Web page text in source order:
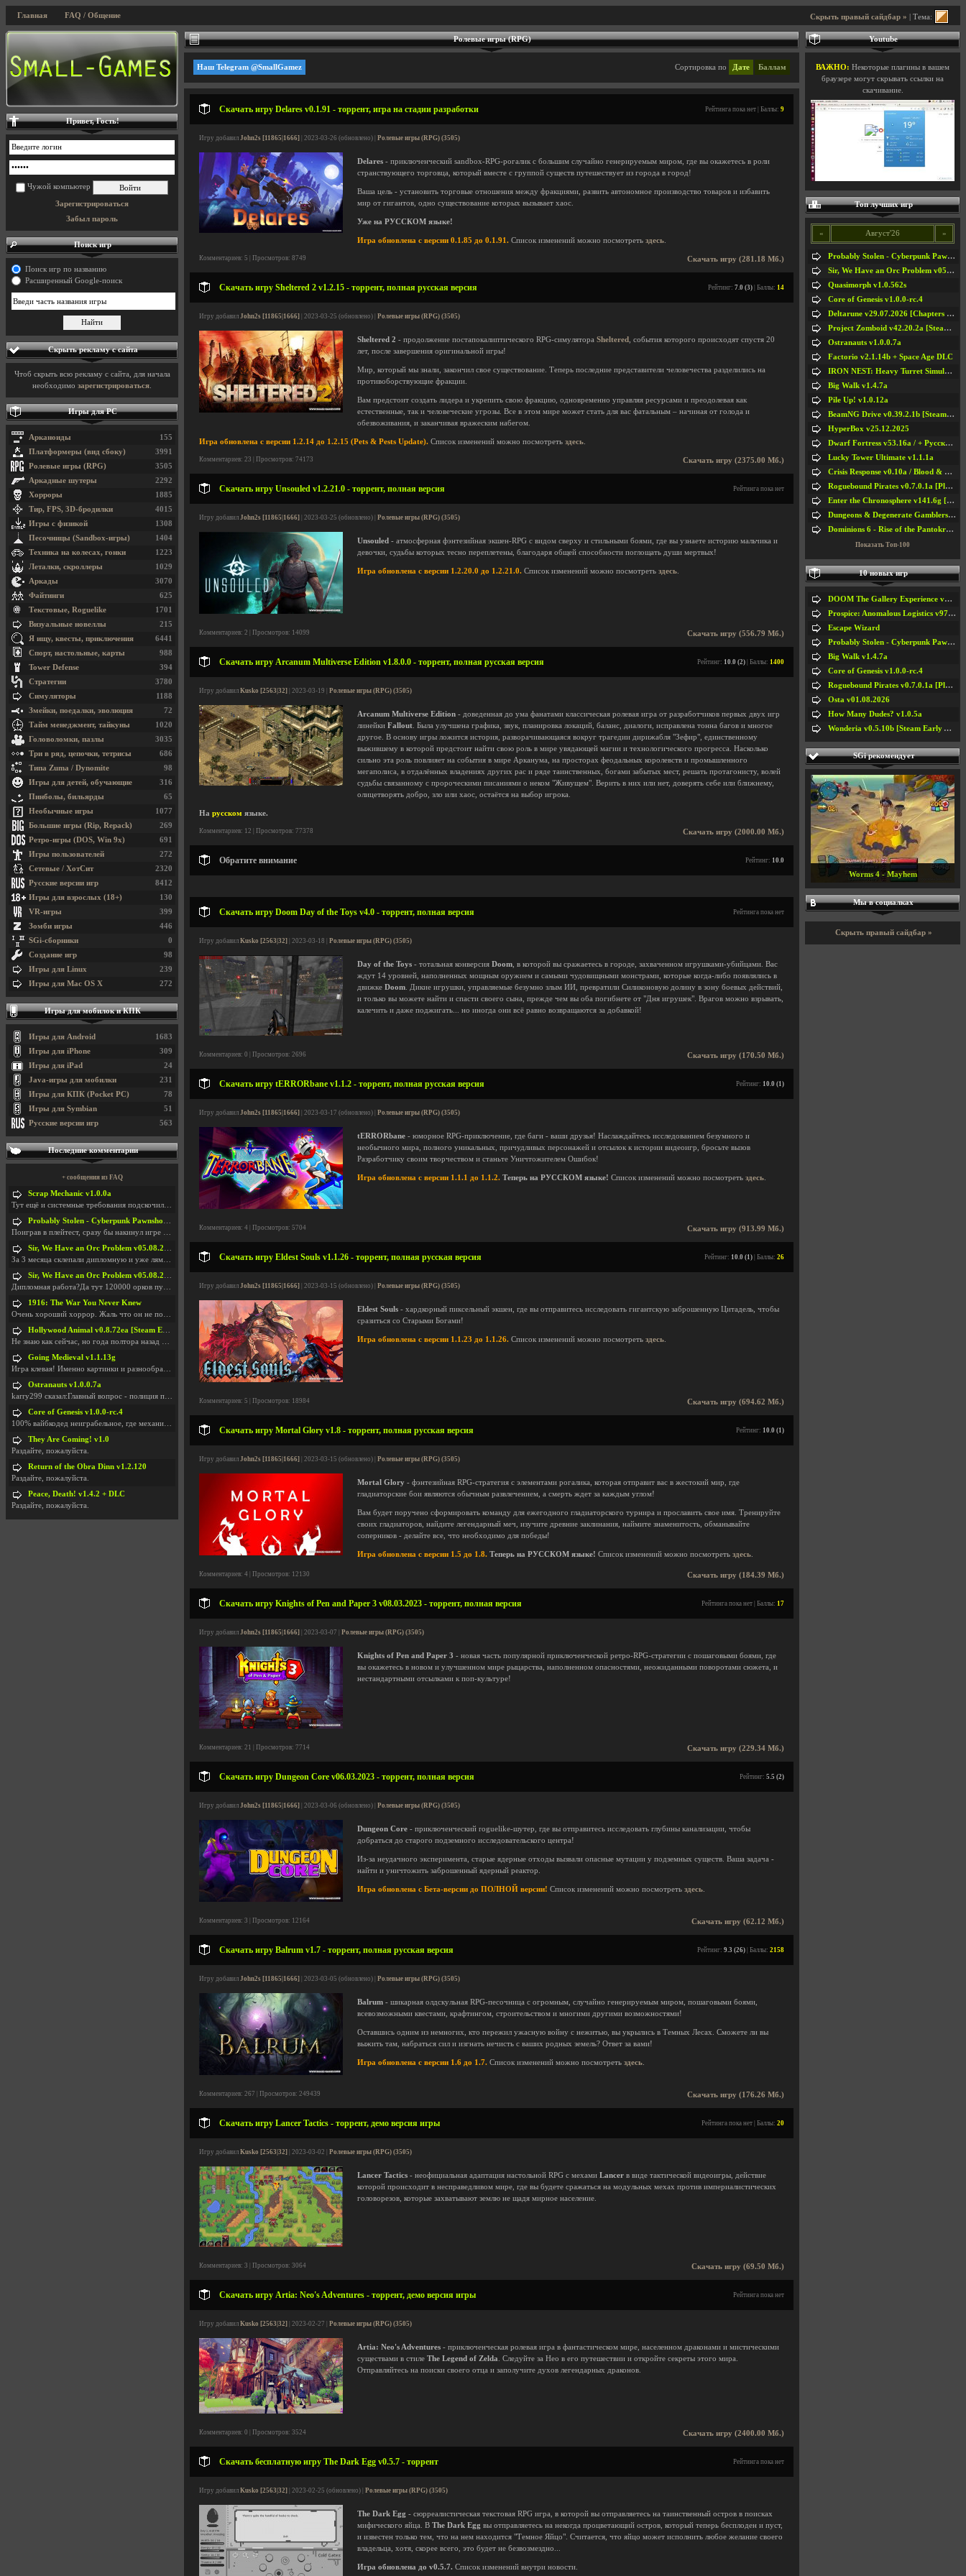
Скрыть правый сайдбар » | Тема:
Главная FAQ / Общение
Ролевые игры (RPG)
Сортировка по Дате Баллам
Наш Telegram @SmallGamez
Скачать игру Delares v0.1.91 - торрент, игра на стадии разработки Рейтинга пока нет | Баллы: 9
Игру добавил John2s [11865|1666] | 2023-03-26 (обновлено) | Ролевые игры (RPG) (3505)
Delares - приключенческий sandbox-RPG-рогалик с большим случайно генерируемым миром, где вы окажетесь в роли
странствующего торговца, который вместе с группой существ путешествует из города в город!
Ваша цель - установить торговые отношения между фракциями, развить автономное производство товаров и избавить
мир от гигантов, одно существование которых вызывает хаос.
Уже на РУССКОМ языке!
Игра обновлена с версии 0.1.85 до 0.1.91. Список изменений можно посмотреть здесь
Скачать игру (281.18 Мб.)
Комментариев: 5 | Просмотров: 8749
Скачать игру Sheltered 2 v1.2.15 - торрент, полная русская версия Рейтинг: 7.0 (3) | Баллы: 14
Игру добавил John2s [11865|1666] | 2023-03-25 (обновлено) | Ролевые игры (RPG) (3505)
Sheltered 2 - продолжение постапокалиптического RPG-симулятора Sheltered
, события которого происходят спустя 20
лет, после завершения оригинальной игры!
Мир, который мы знали, закончил свое существование. Теперь последние представители человечества разделились на
противоборствующие фракции.
Вам предстоит создать лидера и укрепить свою фракцию, одновременно управляя ресурсами и преодолевая как
естественные, так и человеческие угрозы. Все в этом мире может стать для вас фатальным – начиная от голода и
обезвоживания, и заканчивая вражеским набегом.
Игра обновлена с версии 1.2.14 до 1.2.15 (Pets & Pests Update). Список изменений можно посмотреть здесь
Скачать игру (2375.00 Мб.)
Комментариев: 23 | Просмотров: 74173
Скачать игру Unsouled v1.2.21.0 - торрент, полная версия Рейтинга пока нет
Игру добавил John2s [11865|1666] | 2023-03-25 (обновлено) | Ролевые игры (RPG) (3505)
Unsouled - атмосферная фэнтезийная экшен-RPG с видом сверху и стильными боями, где вы узнаете историю мальчика и
девочки, судьбы которых тесно переплетены, благодаря общей способности поглощать души мертвых!
Игра обновлена с версии 1.2.20.0 до 1.2.21.0. Список изменений можно посмотреть здесь
Скачать игру (556.79 Мб.)
Комментариев: 2 | Просмотров: 14099
Скачать игру Arcanum Multiverse Edition v1.8.0.0 - торрент, полная русская версия Рейтинг: 10.0 (2) | Баллы: 1400
Игру добавил Kusko [2563|32] | 2023-03-19 | Ролевые игры (RPG) (3505)
Arcanum Multiverse Edition - доведенная до ума фанатами классическая ролевая игра от разработчиков первых двух игр
линейки Fallout . Была улучшена графика, звук, планировка локаций, баланс, диалоги, исправлена тонна багов и многое
другое. В основу игры ложится история, разворачивающаяся вокруг трагедии дирижабля "Зефир", единственному
выжившему в которой предстоит найти свою роль в мире увядающей магии и технологического прогресса. Насколько
сильно эта роль повлияет на события в мире Арканума, на просторах феодальных королевств и промышленного
мегаполиса, в отдалённых владениях других рас и ряде таинственных, богами забытых мест, решать протагонисту, волей
судьбы связанному с пророческими писаниями о неком "Живущем". Верить в них или нет, доверять себе или ближнему,
олицетворять добро, зло или хаос, остаётся на выбор игрока.
На русском языке.
Скачать игру (2000.00 Мб.)
Комментариев: 12 | Просмотров: 77378
Обратите внимание Рейтинг: 10.0
Скачать игру Doom Day of the Toys v4.0 - торрент, полная версия Рейтинга пока нет
Игру добавил Kusko [2563|32] | 2023-03-18 | Ролевые игры (RPG) (3505)
Day of the Toys - тотальная конверсия Doom , в которой вы сражаетесь в городе, захваченном игрушками-убийцами. Вас
ждут 14 уровней, наполненных мощным оружием и самыми чудовищными монстрами, которые когда-либо появлялись в
движке Doom . Дикие игрушки, управляемые безумно злым ИИ, превратили Силиконовую долину в зону боевых действий,
и только вы можете найти и спасти своего сына, прежде чем вы оба погибнете от "Дня игрушек". Врагов можно взрывать,
калечить и даже поджигать... но иногда они всё равно возвращаются за добавкой!
Скачать игру (170.50 Мб.)
Комментариев: 0 | Просмотров: 2696
Скачать игру tERRORbane v1.1.2 - торрент, полная русская версия Рейтинг: 10.0 (1)
Игру добавил John2s [11865|1666] | 2023-03-17 (обновлено) | Ролевые игры (RPG) (3505)
tERRORbane - юморное RPG-приключение, где баги - ваши друзья! Наслаждайтесь исследованием безумного и
необычного мира, полного уникальных, причудливых персонажей и отсылок к истории видеоигр, бросьте вызов
Разработчику своим творчеством и станьте Уничтожителем Ошибок!
Игра обновлена с версии 1.1.1 до 1.1.2. Теперь на РУССКОМ языке! Список изменений можно посмотреть здесь
Скачать игру (913.99 Мб.)
Комментариев: 4 | Просмотров: 5704
Скачать игру Eldest Souls v1.1.26 - торрент, полная русская версия Рейтинг: 10.0 (1) | Баллы: 26
Игру добавил John2s [11865|1666] | 2023-03-15 (обновлено) | Ролевые игры (RPG) (3505)
Eldest Souls - хардкорный пиксельный экшен, где вы отправитесь исследовать гигантскую заброшенную Цитадель, чтобы
сразиться со Старыми Богами!
Игра обновлена с версии 1.1.23 до 1.1.26. Список изменений можно посмотреть здесь
Скачать игру (694.62 Мб.)
Комментариев: 5 | Просмотров: 18984
Скачать игру Mortal Glory v1.8 - торрент, полная русская версия Рейтинг: 10.0 (1)
Игру добавил John2s [11865|1666] | 2023-03-15 (обновлено) | Ролевые игры (RPG) (3505)
Mortal Glory - фэнтезийная RPG-стратегия с элементами рогалика, которая отправит вас в жестокий мир, где
гладиаторские бои являются обычным развлечением, а смерть ждет за каждым углом!
Вам будет поручено сформировать команду для ежегодного гладиаторского турнира и прославить свое имя. Тренируйте
своих гладиаторов, найдите легендарный меч, изучите древние заклинания, наймите знаменитость, обманывайте
соперников - делайте все, что необходимо для победы!
Игра обновлена с версии 1.5 до 1.8. Теперь на РУССКОМ языке! Список изменений можно посмотреть здесь
Скачать игру (184.39 Мб.)
Комментариев: 4 | Просмотров: 12130
Скачать игру Knights of Pen and Paper 3 v08.03.2023 - торрент, полная версия Рейтинга пока нет | Баллы: 17
Игру добавил John2s [11865|1666] | 2023-03-07 | Ролевые игры (RPG) (3505)
Knights of Pen and Paper 3 - новая часть популярной приключенческой ретро-RPG-стратегии с пошаговыми боями, где
вы окажетесь в новом и улучшенном мире рыцарства, наполненном опасностями, неожиданными поворотами сюжета, и
нестандартными отсылками к поп-культуре!
Скачать игру (229.34 Мб.)
Комментариев: 21 | Просмотров: 7714
Скачать игру Dungeon Core v06.03.2023 - торрент, полная версия Рейтинг: 5.5 (2)
Игру добавил John2s [11865|1666] | 2023-03-06 (обновлено) | Ролевые игры (RPG) (3505)
Dungeon Core - приключенческий roguelike-шутер, где вы отправитесь исследовать глубины канализации, чтобы
добраться до старого подземного исследовательского центра!
Из-за неудачного эксперимента, старые ядерные отходы вызвали опасные мутации у подземных существ. Ваша задача -
найти и уничтожить заброшенный ядерный реактор.
Игра обновлена с Бета-версии до ПОЛНОЙ версии! Список изменений можно посмотреть здесь
Скачать игру (62.12 Мб.)
Комментариев: 3 | Просмотров: 12164
Скачать игру Balrum v1.7 - торрент, полная русская версия Рейтинг: 9.3 (26) | Баллы: 2158
Игру добавил John2s [11865|1666] | 2023-03-05 (обновлено) | Ролевые игры (RPG) (3505)
Balrum - шикарная олдскульная RPG-песочница с огромным, случайно генерируемым миром, пошаговыми боями,
всевозможными квестами, крафтингом, строительством и многими другими возможностями!
Оставшись одним из немногих, кто пережил ужасную войну с нежитью, вы укрылись в Темных Лесах. Сможете ли вы
выжить там, набраться сил и изгнать нечисть с ваших родных земель? Ответ за вами!
Игра обновлена с версии 1.6 до 1.7. Список изменений можно посмотреть здесь
Скачать игру (176.26 Мб.)
Комментариев: 267 | Просмотров: 249439
Скачать игру Lancer Tactics - торрент, демо версия игры Рейтинга пока нет | Баллы: 20
Игру добавил Kusko [2563|32] | 2023-03-02 | Ролевые игры (RPG) (3505)
Lancer Tactics - неофициальная адаптация настольной RPG с мехами Lancer в виде тактической видеоигры, действие
которой происходит в несправедливом мире, где вы будете сражаться на модульных мехах против империалистических
головорезов, которые захватывают землю не щадя мирное население.
Скачать игру (69.50 Мб.)
Комментариев: 3 | Просмотров: 3064
Скачать игру Artia: Neo's Adventures - торрент, демо версия игры Рейтинга пока нет
Игру добавил Kusko [2563|32] | 2023-02-27 | Ролевые игры (RPG) (3505)
Artia: Neo's Adventures - приключенческая ролевая игра в фантастическом мире, населенном драконами и мистическими
существами в стиле The Legend of Zelda . Следуйте за Нео в его путешествии и откройте секреты этого мира.
Отправляйтесь на поиски своего отца и заполучите духов легендарных драконов.
Скачать игру (2400.00 Мб.)
Комментариев: 0 | Просмотров: 3524
Скачать бесплатную игру The Dark Egg v0.5.7 - торрент Рейтинга пока нет
Игру добавил Kusko [2563|32] | 2023-02-25 (обновлено) | Ролевые игры (RPG) (3505)
The Dark Egg - сюрреалистическая текстовая RPG игра, в которой вы отправляетесь на таинственный остров в поисках
мифического яйца. В The Dark Egg вы отправляетесь на некогда процветающий остров, который теперь бесплоден и пуст,
и известен только тем, что на нем находится "Темное Яйцо". Считается, что яйцо может исполнить любое желание своего
владельца, хотя, скорее всего, это будет не безвозмездно...
Игра обновлена до v0.5.7. Список изменений внутри новости.
Привет, Гость!
Чужой компьютер
Зарегистрироваться
Забыл пароль
Поиск игр
Поиск игр по названию
Расширенный Google-поиск
Скрыть рекламу с сайта
Чтоб скрыть всю рекламу с сайта, для начала
необходимо зарегистрироваться
Игры для PC
155
Арканоиды
3991
Платформеры (вид сбоку)
3505
Ролевые игры (RPG)
2292
Аркадные шутеры
1885
Хорроры
4015
Тир, FPS, 3D-бродилки
1308
Игры с физикой
1404
Песочницы (Sandbox-игры)
1223
Техника на колесах, гонки
1029
Леталки, скроллеры
3070
Аркады
625
Файтинги
1701
Текстовые, Roguelike
215
Визуальные новеллы
6441
Я ищу, квесты, приключения
988
Спорт, настольные, карты
394
Tower Defense
3780
Стратегии
1188
Симуляторы
72
Змейки, поедалки, эволюция
1020
Тайм менеджмент, тайкуны
3035
Головоломки, пазлы
686
Три в ряд, цепочки, тетрисы
98
Типа Zuma / Dynomite
316
Игры для детей, обучающие
65
Пинболы, бильярды
1077
Необычные игры
269
Большие игры (Rip, Repack)
691
Ретро-игры (DOS, Win 9x)
272
Игры пользователей
2320
Сетевые / ХотСит
8412
Русские версии игр
130
Игры для взрослых (18+)
399
VR-игры
446
Зомби игры
0
SGi-сборники
98
Создание игр
239
Игры для Linux
272
Игры для Mac OS X
Игры для мобилок и КПК
1683
Игры для Android
309
Игры для iPhone
24
Игры для iPad
231
Java-игры для мобилки
78
Игры для КПК (Pocket PC)
51
Игры для Symbian
563
Русские версии игр
Последние комментарии
+ сообщения из FAQ
Scrap Mechanic v1.0.0a
Тут ещё и системные требования подскочили. Если не
Probably Stolen - Cyberpunk Pawnshop Simulator v048c [Playtest]
Поиграв в плейтест, сразу бы накинул игре наивысши
Sir, We Have an Orc Problem v05.08.2026
За 3 месяца склепали дипломную и уже лям двести ба
Sir, We Have an Orc Problem v05.08.2026
Дипломная работа?Да тут 120000 орков путь выбирают
1916: The War You Never Knew
Очень хороший хоррор. Жаль что он не получил должн
Hollywood Animal v0.8.72ea [Steam Early Access]
Не знаю как сейчас, но года полтора назад игра был
Going Medieval v1.1.13g
Игра клевая! Именно картинки и разнообразия в стро
Ostranauts v1.0.0.7a
karry299 сказал:Главный вопрос - полиция по-прежне
Core of Genesis v1.0.0-rc.4
100% вайбкодед неиграбельное, где механики знает т
They Are Coming! v1.0
Раздайте, пожалуйста.
Return of the Obra Dinn v1.2.120
Раздайте, пожалуйста.
Peace, Death! v1.4.2 + DLC
Раздайте, пожалуйста.
Youtube
ВАЖНО: Некоторые плагины в вашем
браузере могут скрывать ссылки на
скачивание.
Топ лучших игр
« Август'26 »
Probably Stolen - Cyberpunk Pawnshop Simulator v048c [Playtest]
Sir, We Have an Orc Problem v05.08.2026
Quasimorph v1.0.562s
Core of Genesis v1.0.0-rc.4
Deltarune v29.07.2026 [Chapters 1-5] / + RUS [Chapters 1-5]
Project Zomboid v42.20.2a [Steam Early Access]
Ostranauts v1.0.0.7a
Factorio v2.1.14b + Space Age DLC
IRON NEST: Heavy Turret Simulator v1.0a
Big Walk v1.4.7a
Pile Up! v1.0.12a
BeamNG Drive v0.39.2.1b [Steam Early Access]
HyperBox v25.12.2025
Dwarf Fortress v53.16a / + Русская Версия v50.12a
Lucky Tower Ultimate v1.1.1a
Crisis Response v0.10a / Blood & Bullet
Roguebound Pirates v0.7.0.1a [Playtest]
Enter the Chronosphere v141.6g [Steam Early Access]
Dungeons & Degenerate Gamblers v2.0.2a
Dominions 6 - Rise of the Pantokrator v6.35a
Показать Топ-100
10 новых игр
DOOM The Gallery Experience v1.4.2
Prospice: Anomalous Logistics v97 [Playtest]
Escape Wizard
Probably Stolen - Cyberpunk Pawnshop Simulator v048c [Playtest]
Big Walk v1.4.7a
Core of Genesis v1.0.0-rc.4
Roguebound Pirates v0.7.0.1a [Playtest]
Osta v01.08.2026
How Many Dudes? v1.0.5a
Wonderia v0.5.10b [Steam Early Access]
SGi рекомендует
Worms 4 - Mayhem
Мы в социалках
Скрыть правый сайдбар »